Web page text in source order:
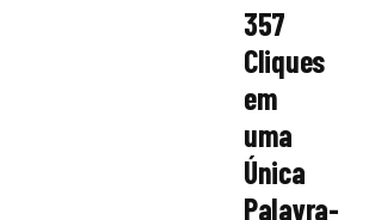
357
Cliques
em
uma
Única
Palavra-